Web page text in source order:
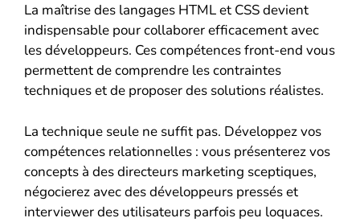
La maîtrise des langages HTML et CSS devient
indispensable pour collaborer efficacement avec
les développeurs. Ces compétences front-end vous
permettent de comprendre les contraintes
techniques et de proposer des solutions réalistes.
La technique seule ne suffit pas. Développez vos
compétences relationnelles : vous présenterez vos
concepts à des directeurs marketing sceptiques,
négocierez avec des développeurs pressés et
interviewer des utilisateurs parfois peu loquaces.